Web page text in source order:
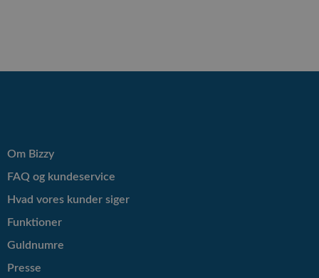
Om Bizzy
FAQ og kundeservice
Hvad vores kunder siger
Funktioner
Guldnumre
Presse